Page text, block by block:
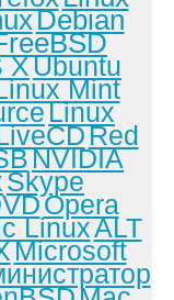
Debian
XUbuntu
Mint
Linux
Red
NVIDIA
Skype
Opera
LinuxALT
Microsoft